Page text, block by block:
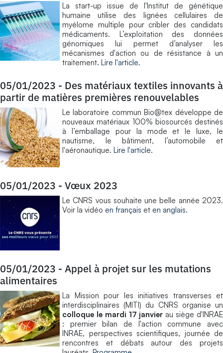
La start-up issue de l'Institut de génétique
humaine utilise des lignées cellulaires de
myélome multiple pour cribler des candidats
médicaments. L’exploitation des données
génomiques lui permet d’analyser les
mécanismes d'action ou de résistance à un
traitement. Lire l'article.
05/01/2023 - Des matériaux textiles innovants à
partir de matières premières renouvelables
Le laboratoire commun Bio@tex développe de
nouveaux matériaux 100% biosourcés destinés
à l’emballage pour la mode et le luxe, le
nautisme, le bâtiment, l’automobile et
l'aéronautique. Lire l'article.
05/01/2023 - Vœux 2023
Le CNRS vous souhaite une belle année 2023.
Voir la vidéo en français et en anglais.
05/01/2023 - Appel à projet sur les mutations
alimentaires
La Mission pour les initiatives transverses et
interdisciplinaires (MITI) du CNRS organise un
colloque le mardi 17 janvier au siège d'INRAE
: premier bilan de l'action commune avec
INRAE, perspectives scientifiques, journée de
rencontres et débats autour des projets